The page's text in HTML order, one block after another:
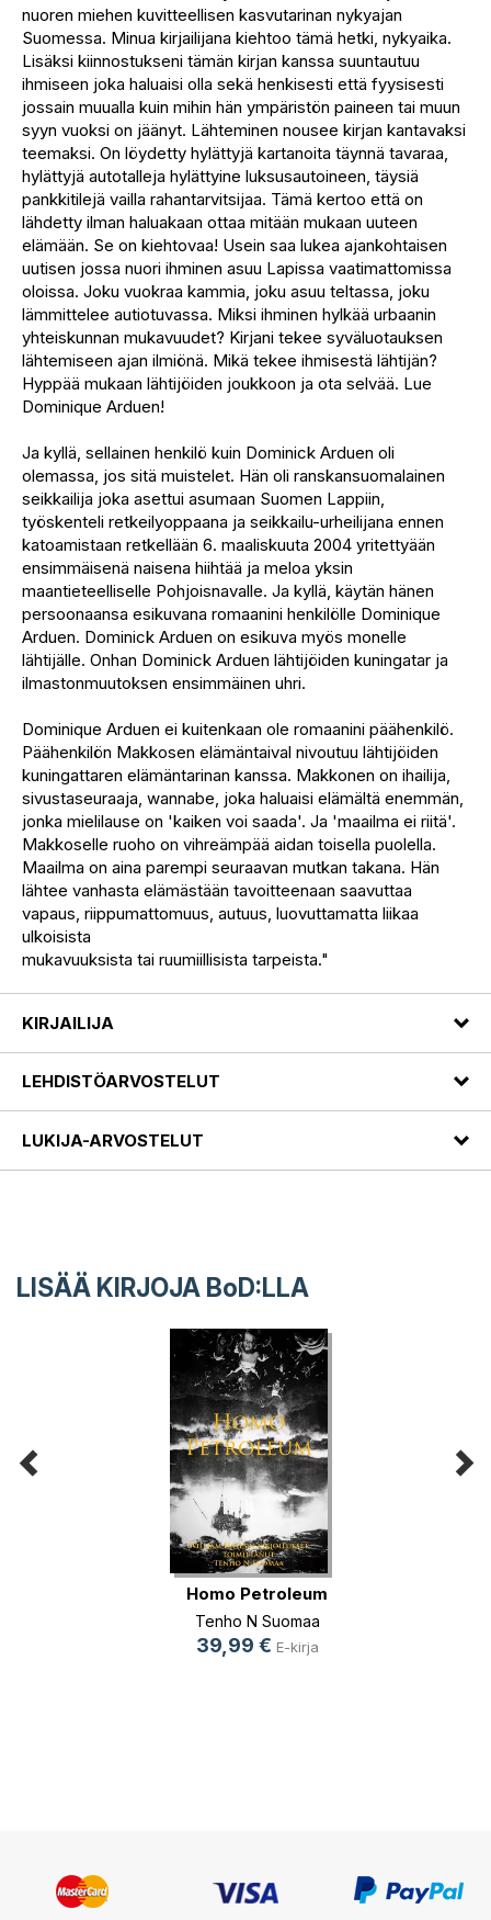
nuoren miehen kuvitteellisen kasvutarinan nykyajan
Suomessa. Minua kirjailijana kiehtoo tämä hetki, nykyaika.
Lisäksi kiinnostukseni tämän kirjan kanssa suuntautuu
ihmiseen joka haluaisi olla sekä henkisesti että fyysisesti
jossain muualla kuin mihin hän ympäristön paineen tai muun
syyn vuoksi on jäänyt. Lähteminen nousee kirjan kantavaksi
teemaksi. On löydetty hylättyjä kartanoita täynnä tavaraa,
hylättyjä autotalleja hylättyine luksusautoineen, täysiä
pankkitilejä vailla rahantarvitsijaa. Tämä kertoo että on
lähdetty ilman haluakaan ottaa mitään mukaan uuteen
elämään. Se on kiehtovaa! Usein saa lukea ajankohtaisen
uutisen jossa nuori ihminen asuu Lapissa vaatimattomissa
oloissa. Joku vuokraa kammia, joku asuu teltassa, joku
lämmittelee autiotuvassa. Miksi ihminen hylkää urbaanin
yhteiskunnan mukavuudet? Kirjani tekee syväluotauksen
lähtemiseen ajan ilmiönä. Mikä tekee ihmisestä lähtijän?
Hyppää mukaan lähtijöiden joukkoon ja ota selvää. Lue
Dominique Arduen!
Ja kyllä, sellainen henkilö kuin Dominick Arduen oli
olemassa, jos sitä muistelet. Hän oli ranskansuomalainen
seikkailija joka asettui asumaan Suomen Lappiin,
työskenteli retkeilyoppaana ja seikkailu-urheilijana ennen
katoamistaan retkellään 6. maaliskuuta 2004 yritettyään
ensimmäisenä naisena hiihtää ja meloa yksin
maantieteelliselle Pohjoisnavalle. Ja kyllä, käytän hänen
persoonaansa esikuvana romaanini henkilölle Dominique
Arduen. Dominick Arduen on esikuva myös monelle
lähtijälle. Onhan Dominick Arduen lähtijöiden kuningatar ja
ilmastonmuutoksen ensimmäinen uhri.
Dominique Arduen ei kuitenkaan ole romaanini päähenkilö.
Päähenkilön Makkosen elämäntaival nivoutuu lähtijöiden
kuningattaren elämäntarinan kanssa. Makkonen on ihailija,
sivustaseuraaja, wannabe, joka haluaisi elämältä enemmän,
jonka mielilause on 'kaiken voi saada'. Ja 'maailma ei riitä'.
Makkoselle ruoho on vihreämpää aidan toisella puolella.
Maailma on aina parempi seuraavan mutkan takana. Hän
lähtee vanhasta elämästään tavoitteenaan saavuttaa
vapaus, riippumattomuus, autuus, luovuttamatta liikaa
ulkoisista
mukavuuksista tai ruumiillisista tarpeista."
KIRJAILIJA
LEHDISTÖARVOSTELUT
LUKIJA-ARVOSTELUT
LISÄÄ KIRJOJA BoD:LLA
Homo Petroleum
Tenho N Suomaa
39,99 € E-kirja